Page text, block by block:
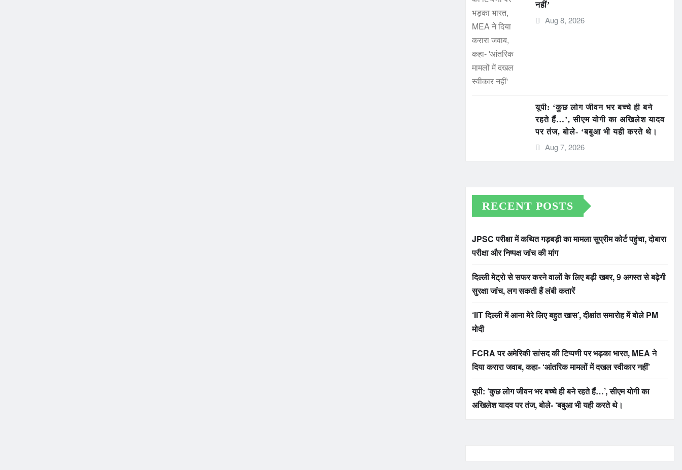
नहीं’
Aug 8, 2026
यूपी: ‘कुछ लोग जीवन भर बच्चे ही बने
रहते हैं…’, सीएम योगी का अखिलेश यादव
पर तंज, बोले- ‘बबुआ भी यही करते थे।
Aug 7, 2026
RECENT POSTS
JPSC परीक्षा में कथित गड़बड़ी का मामला सुप्रीम कोर्ट पहुंचा, दोबारा
परीक्षा और निष्पक्ष जांच की मांग
दिल्ली मेट्रो से सफर करने वालों के लिए बड़ी खबर, 9 अगस्त से बढ़ेगी
सुरक्षा जांच, लग सकती हैं लंबी कतारें
‘IIT दिल्ली में आना मेरे लिए बहुत खास’, दीक्षांत समारोह में बोले PM
मोदी
FCRA पर अमेरिकी सांसद की टिप्पणी पर भड़का भारत, MEA ने
दिया करारा जवाब, कहा- ‘आंतरिक मामलों में दखल स्वीकार नहीं’
यूपी: ‘कुछ लोग जीवन भर बच्चे ही बने रहते हैं…’, सीएम योगी का
अखिलेश यादव पर तंज, बोले- ‘बबुआ भी यही करते थे।